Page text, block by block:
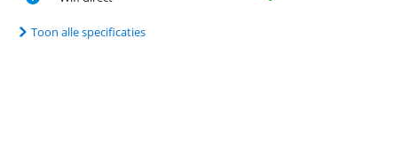
Toon alle specificaties